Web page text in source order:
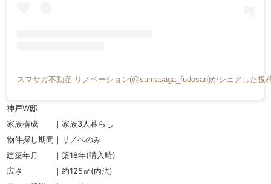
スマサガ不動産 リノベーション(@sumasaga_fudosan)がシェアした投
神戸W邸
家族構成 ｜家族3人暮らし
物件探し期間｜リノベのみ
建築年月 ｜築18年(購入時)
広さ ｜約125㎡(内法)